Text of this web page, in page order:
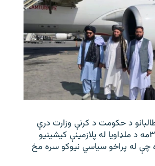
د حکومت د کرنې وزارت درې
چارواکو د اګست په ۳مه د ملډاویا له پلازمینې کیشینیو
چې له پراخو سیاسي نیوکو سره مخ